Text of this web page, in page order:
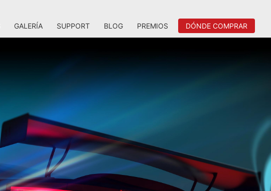
GALERÍA SUPPORT BLOG PREMIOS DÓNDE COMPRAR